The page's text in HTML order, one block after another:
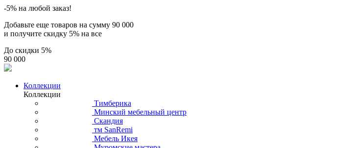
-5% на любой заказ!
Добавьте еще товаров на сумму 90 000
и получите скидку 5% на все
До скидки 5%
90 000
Коллекции
Коллекции
Тимберика
Минский мебельный центр
Скандия
тм SanRemi
Мебель Икея